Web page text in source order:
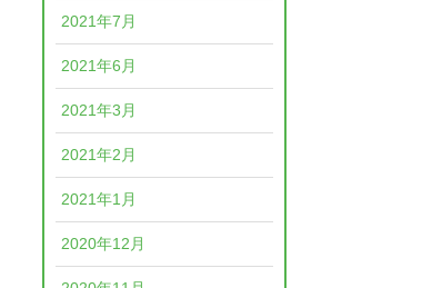
2021年7月
2021年6月
2021年3月
2021年2月
2021年1月
2020年12月